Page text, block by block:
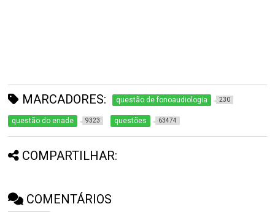
MARCADORES: questão de fonoaudiologia 230
questão do enade 9323 questões 63474
COMPARTILHAR:
COMENTÁRIOS